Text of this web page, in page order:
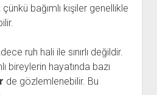
çünkü bağımlı kişiler genellikle
ruh hali ile sınırlı değildir.
bireylerin hayatında bazı
de gözlemlenebilir. Bu